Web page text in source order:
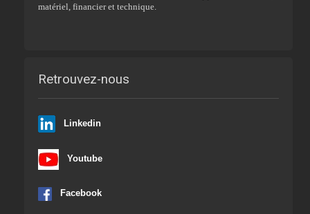
matériel, financier et technique.
Retrouvez-nous
Linkedin
Youtube
Facebook